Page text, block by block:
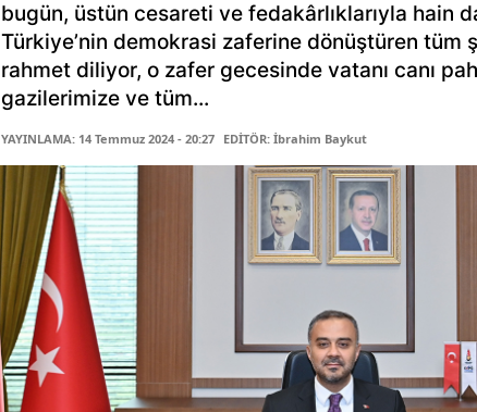
bugün, üstün cesareti ve fedakârlıklarıyla hain
Türkiye’nin demokrasi zaferine dönüştüren tüm
rahmet diliyor, o zafer gecesinde vatanı canı
gazilerimize ve tüm...
YAYINLAMA: 14 Temmuz 2024 - 20:27 EDİTÖR: İbrahim Baykut